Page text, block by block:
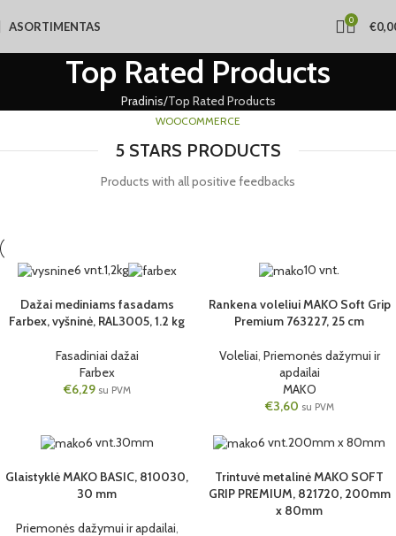
ASORTIMENTAS 0 €
Top Rated Products
Pradinis Top Rated Products
WOOCOMMERCE
5 STARS PRODUCTS
Products with all positive feedbacks
6 vnt.1,2kg
Dažai mediniams fasadams
Farbex, vyšninė, RAL3005, 1.2 kg
Fasadiniai dažai
Farbex
€6,29 su PVM
10 vnt.
Rankena voleliui MAKO Soft Grip
Premium 763227, 25 cm
Voleliai, Priemonės dažymui ir
apdailai
MAKO
€3,60 su PVM
6 vnt.30mm
Glaistyklė MAKO BASIC, 810030,
30 mm
Priemonės dažymui ir apdailai,
6 vnt.200mm x 80mm
Trintuvė metalinė MAKO SOFT
GRIP PREMIUM, 821720, 200mm
x 80mm